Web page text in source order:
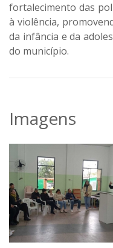
fortalecimento das
à violência,
da infância e da
do município.
Imagens